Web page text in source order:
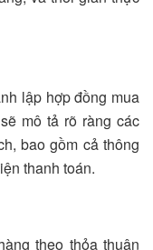
lập hợp đồng mua
mô tả rõ ràng các
bao gồm cả thông
thanh toán.
theo thỏa thuận